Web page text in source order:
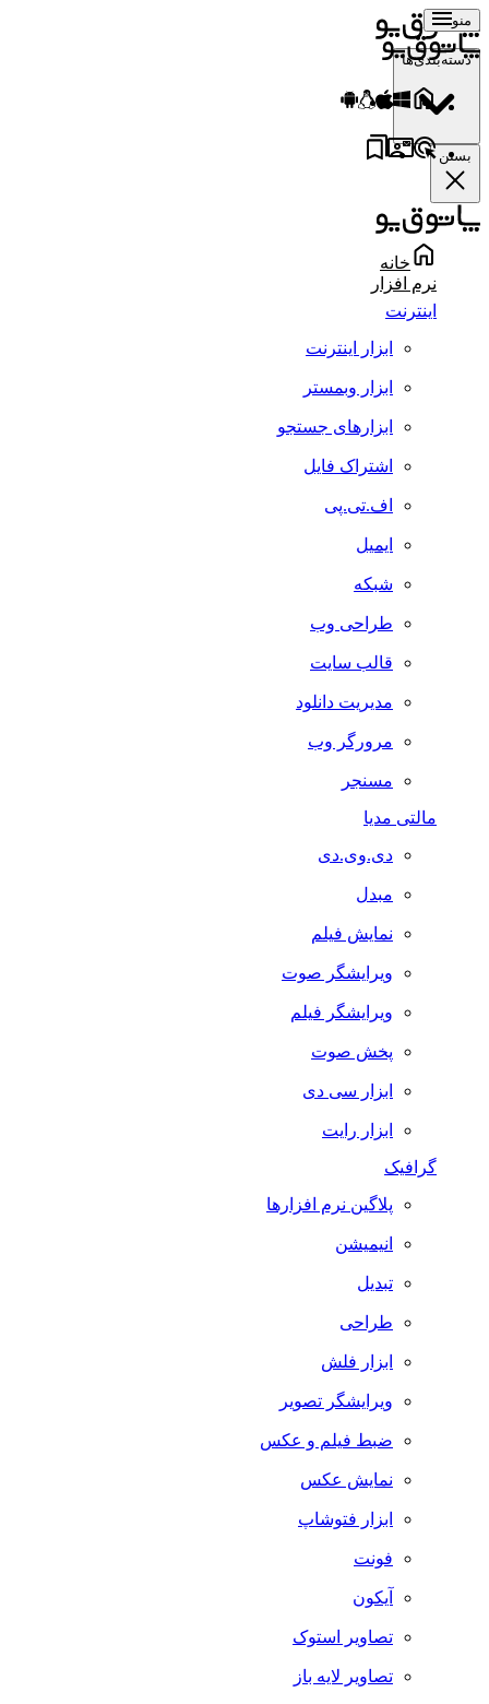
منو
دسته‌بندی‌ها
بستن
خانه
نرم افزار
اینترنت
ابزار اینترنت
ابزار وبمستر
ابزارهای جستجو
اشتراک فایل
اف.تی.پی
ایمیل
شبکه
طراحی وب
قالب سایت
مدیریت دانلود
مرورگر وب
مسنجر
مالتی مدیا
دی.وی.دی
مبدل
نمایش فیلم
ویرایشگر صوت
ویرایشگر فیلم
پخش صوت
ابزار سی دی
ابزار رایت
گرافیک
پلاگین نرم افزارها
انیمیشن
تبدیل
طراحی
ابزار فلش
ویرایشگر تصویر
ضبط فيلم و عكس
نمایش عکس
ابزار فتوشاپ
فونت
آیکون
تصاویر استوک
تصاویر لایه باز